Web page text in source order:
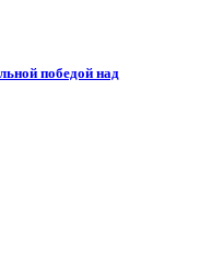
победой над